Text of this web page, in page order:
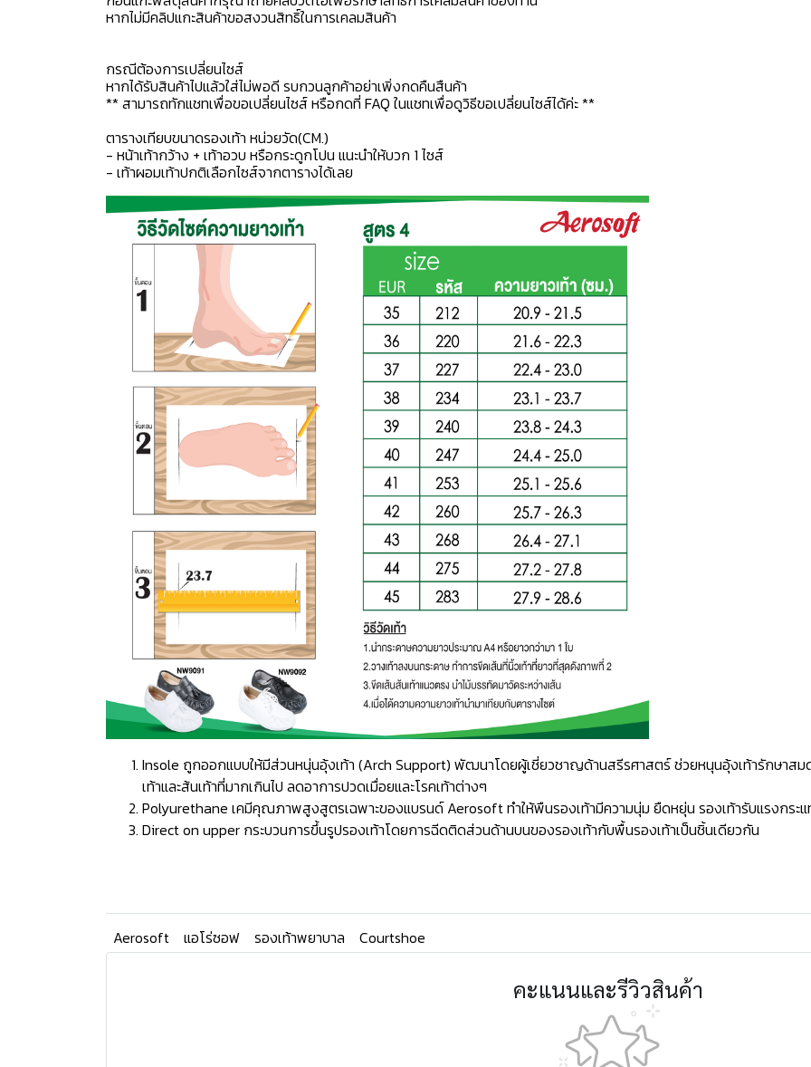
หากไม่มีคลิปแกะสินค้าขอสงวนสิทธิ์ในการเคลมสินค้า
กรณีต้องการเปลี่ยนไซส์
หากได้รับสินค้าไปแล้วใส่ไม่พอดี รบกวนลูกค้าอย่าเพิ่งกดคืนสืนค้า
** สามารถทักแชทเพื่อขอเปลี่ยนไซส์ หรือกดที่ FAQ ในแชทเพื่อดูวิธีขอเปลี่ยนไซส์ได้ค่ะ **
ตารางเทียบขนาดรองเท้า หน่วยวัด(CM.)
- หน้าเท้ากว้าง + เท้าอวบ หรือกระดูกโปน แนะนำให้บวก 1 ไซส์
- เท้าผอมเท้าปกติเลือกไซส์จากตารางได้เลย
Insole ถูกออกแบบให้มีส่วนหนุ่นอุ้งเท้า (Arch Support) พัฒนาโดยผู้เชี่ยวชาญด้านสรีรศาสตร์ ช่วยหนุนอุ้งเท้ารักษา
เท้าและส้นเท้าที่มากเกินไป ลดอาการปวดเมื่อยและโรคเท้าต่างๆ
Polyurethane เคมีคุณภาพสูงสูตรเฉพาะของแบรนด์ Aerosoft ทำให้พืนรองเท้ามีความนุ่ม ยืดหยุ่น รองเท้ารับแรงกระแ
Direct on upper กระบวนการขึ้นรูปรองเท้าโดยการฉีดติดส่วนด้านบนของรองเท้ากับพื้นรองเท้าเป็นชิ้นเดียวกัน
Aerosoft แอโร่ซอฟ รองเท้าพยาบาล Courtshoe
คะแนนและรีวิวสินค้า